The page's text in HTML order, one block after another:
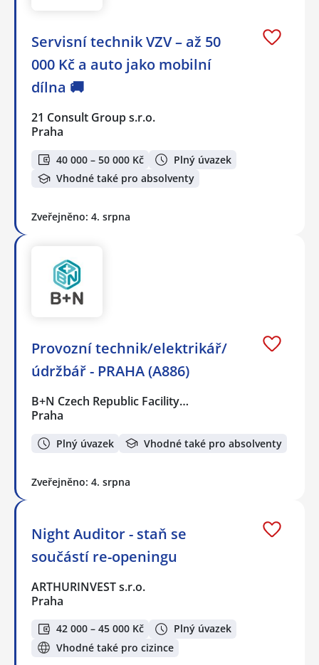
Servisní technik VZV – až 50
000 Kč a auto jako mobilní
dílna 🚚
21 Consult Group s.r.o.
Praha
40 000 – 50 000 Kč
Plný úvazek
Vhodné také pro absolventy
Zveřejněno: 4. srpna
Provozní technik/elektrikář/
údržbář - PRAHA (A886)
B+N Czech Republic Facility…
Praha
Plný úvazek Vhodné také pro absolventy
Zveřejněno: 4. srpna
Night Auditor - staň se
součástí re-openingu
ARTHURINVEST s.r.o.
Praha
42 000 – 45 000 Kč
Plný úvazek
Vhodné také pro cizince